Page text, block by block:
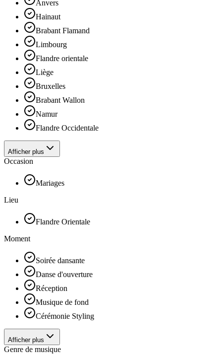
Anvers
Hainaut
Brabant Flamand
Limbourg
Flandre orientale
Liège
Bruxelles
Brabant Wallon
Namur
Flandre Occidentale
Afficher plus
Occasion
Mariages
Lieu
Flandre Orientale
Moment
Soirée dansante
Danse d'ouverture
Réception
Musique de fond
Cérémonie Styling
Afficher plus
Genre de musique